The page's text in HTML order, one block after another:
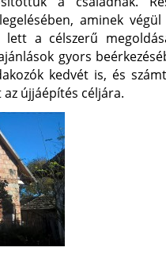
aminek
lett a célszerű
gyors
kedvét is, és
újjáépítés céljára.